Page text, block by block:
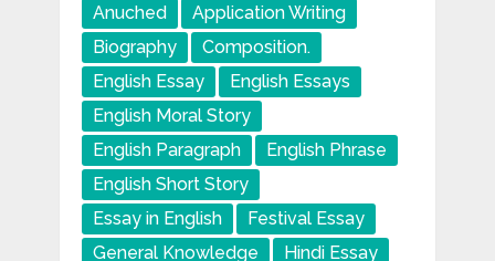
Anuched
Application Writing
Biography
Composition.
English Essay
English Essays
English Moral Story
English Paragraph
English Phrase
English Short Story
Essay in English
Festival Essay
General Knowledge
Hindi Essay